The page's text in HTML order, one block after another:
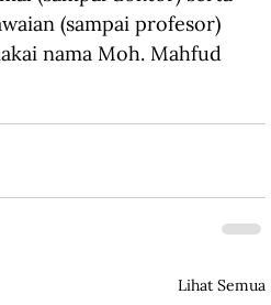
(sampai profesor)
nama Moh. Mahfud
Lihat Semua